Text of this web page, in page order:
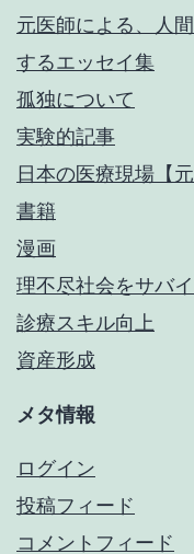
元医師による、人
するエッセイ集
孤独について
実験的記事
日本の医療現場【
書籍
漫画
理不尽社会をサバ
診療スキル向上
資産形成
メタ情報
ログイン
投稿フィード
コメントフィード